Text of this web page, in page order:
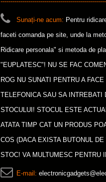
Sunați-ne acum: Pentru
faceti comanda pe site, unde la
Ridicare personala" si metoda de
"EUPLATESC"! NU SE FAC
ROG NU SUNATI PENTRU A
TELEFONICA SAU SA INTREBATI
STOCULUI! STOCUL ESTE
ATATA TIMP CAT UN PRODUS
COS (DACA EXISTA BUTONUL
STOC! VA MULTUMESC PENTRU
E-mail: